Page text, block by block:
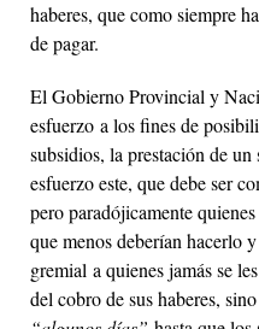
haberes, que como siempre
de pagar.
El Gobierno Provincial y
esfuerzo a los fines de
subsidios, la prestación de
esfuerzo este, que debe ser
pero paradójicamente
que menos deberían hacerlo
gremial a quienes jamás se
del cobro de sus haberes,